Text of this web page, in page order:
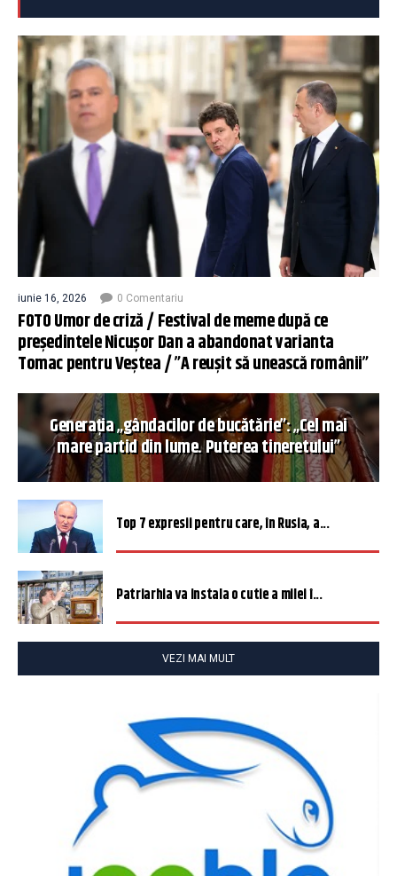
iunie 16, 2026 0 Comentariu
FOTO Umor de criză / Festival de meme după ce
președintele Nicușor Dan a abandonat varianta
Tomac pentru Veștea / ”A reușit să unească românii”
Generația „gândacilor de bucătărie”: „Cel mai
mare partid din lume. Puterea tineretului”
Top 7 expresii pentru care, în Rusia, a...
Patriarhia va instala o cutie a milei î...
VEZI MAI MULT